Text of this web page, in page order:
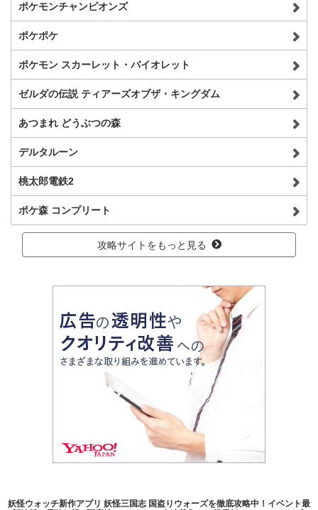
ポケモンチャンピオンズ
ポケポケ
ポケモン スカーレット・バイオレット
ゼルダの伝説 ティアーズオブザ・キングダム
あつまれ どうぶつの森
デルタルーン
桃太郎電鉄2
ポケ森 コンプリート
攻略サイトをもっと見る
妖怪ウォッチ新作アプリ 妖怪三国志 国盗りウォーズを徹底攻略中！イベント最